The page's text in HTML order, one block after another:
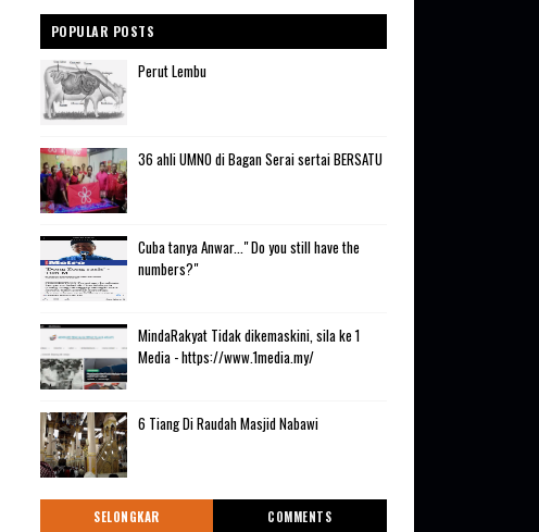
POPULAR POSTS
Perut Lembu
36 ahli UMNO di Bagan Serai sertai BERSATU
Cuba tanya Anwar..." Do you still have the
numbers?"
MindaRakyat Tidak dikemaskini, sila ke 1
Media - https://www.1media.my/
6 Tiang Di Raudah Masjid Nabawi
SELONGKAR COMMENTS